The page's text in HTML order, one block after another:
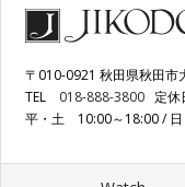
〒010-0921 秋田県秋田市
TEL 018-888-3800 定
平・土 10:00～18:00 /